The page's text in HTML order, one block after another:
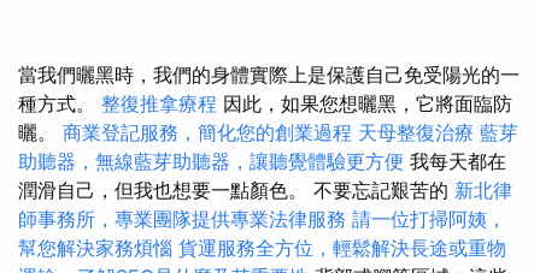
當我們曬黑時，我們的身體實際上是保護自己免受陽光的一
種方式。 整復推拿療程 因此，如果您想曬黑，它將面臨防
曬。 商業登記服務，簡化您的創業過程 天母整復治療 藍芽
助聽器，無線藍芽助聽器，讓聽覺體驗更方便 我每天都在
潤滑自己，但我也想要一點顏色。 不要忘記艱苦的 新北律
師事務所，專業團隊提供專業法律服務 請一位打掃阿姨，
幫您解決家務煩惱 貨運服務全方位，輕鬆解決長途或重物